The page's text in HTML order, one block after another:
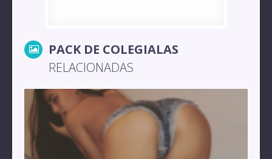
PACK DE COLEGIALAS
RELACIONADAS